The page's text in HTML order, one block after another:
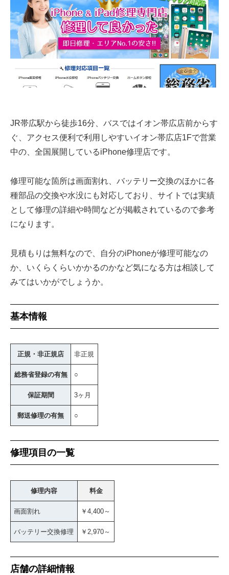
JR帯広駅から徒歩16分、バスではイオン帯広店前からす
ぐ、アクセス便利で利用しやすいイオン帯広店1Fで営業
中の、全国展開しているiPhone修理店です。
修理可能な箇所は画面割れ、バッテリー交換のほかに各
種部品の交換や水没にも対応しており、サイトでは実績
として修理の詳細や時間などが掲載されているので参考
になります。
見積もりは無料なので、自分のiPhoneが修理可能なの
か、いくらくらいかかるのかなど気になる方は相談して
みてはいかがでしょうか。
基本情報
正規・非正規店 非正規
総務省登録の有無 ○
保証期間 3ヶ月
郵送修理の有無 ○
修理項目の一覧
修理内容 料金
画面割れ ￥4,400～
バッテリー交換修理 ￥2,970～
店舗の詳細情報